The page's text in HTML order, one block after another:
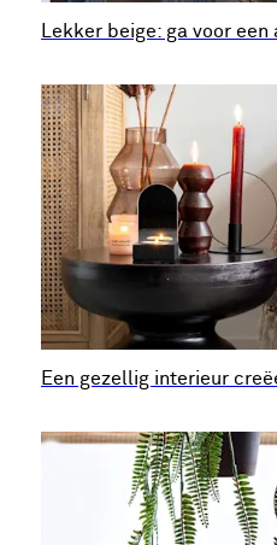
Lekker beige: ga voor
Een gezellig interieur